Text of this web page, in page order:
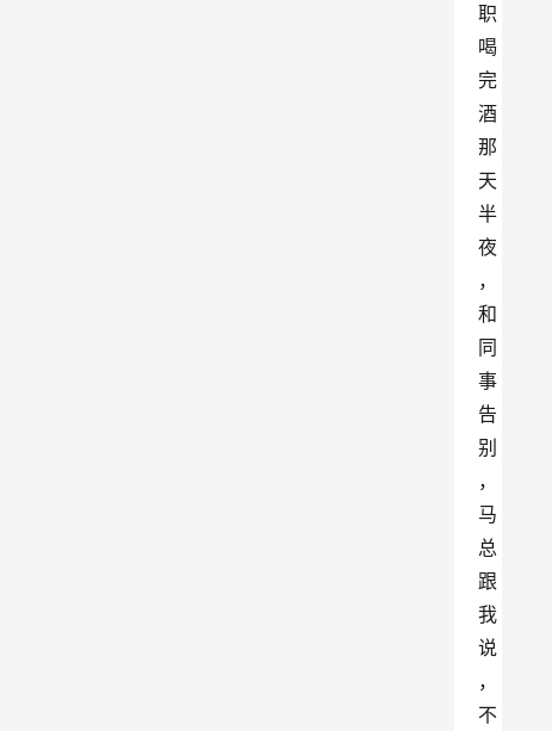
职
喝
完
酒
那
天
半
夜
，
和
同
事
告
别
，
马
总
跟
我
说
，
不